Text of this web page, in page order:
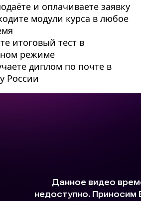
и оплачиваете заявку
модули курса в любое
итоговый тест в
режиме
диплом по почте в
России